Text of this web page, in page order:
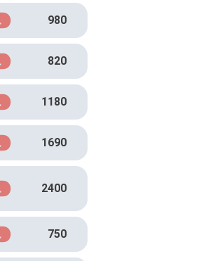
980
820
1180
1690
2400
750